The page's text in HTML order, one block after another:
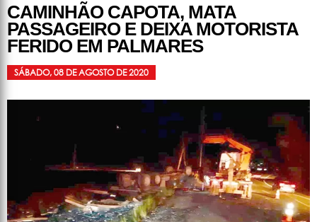
CAMINHÃO CAPOTA, MATA
PASSAGEIRO E DEIXA MOTORISTA
FERIDO EM PALMARES
SÁBADO, 08 DE AGOSTO DE 2020